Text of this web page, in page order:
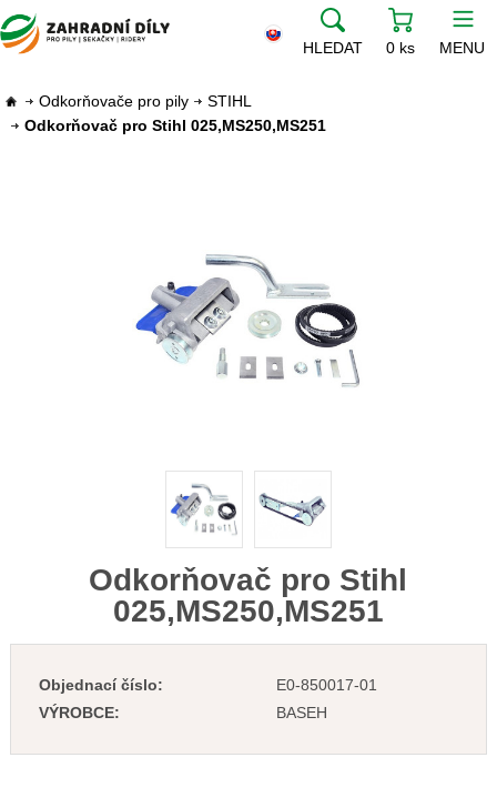
HLEDAT 0 ks MENU
Odkorňovače pro pily
STIHL
Odkorňovač pro Stihl 025,MS250,MS251
Odkorňovač pro Stihl
025,MS250,MS251
Objednací číslo:
E0-850017-01
VÝROBCE:
BASEH